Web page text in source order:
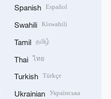
Spanish Español
Swahili Kiswahili
Tamil தமிழ்
Thai ไทย
Turkish Türkçe
Ukrainian Українська